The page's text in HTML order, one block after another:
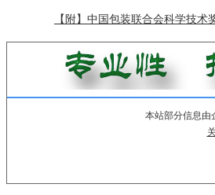
【附】中国包装联合会科学技术
本站部分信息由